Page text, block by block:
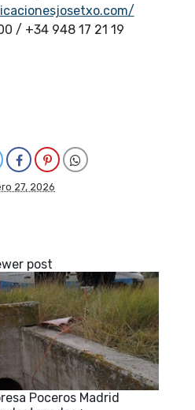
/ +34 948 17 21 19
27, 2026
Poceros Madrid